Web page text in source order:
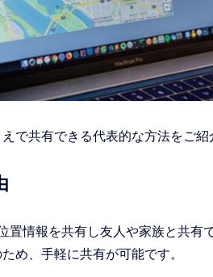
で共有できる代表的な方法をご紹
情報を共有し友人や家族と共有
め、手軽に共有が可能です。